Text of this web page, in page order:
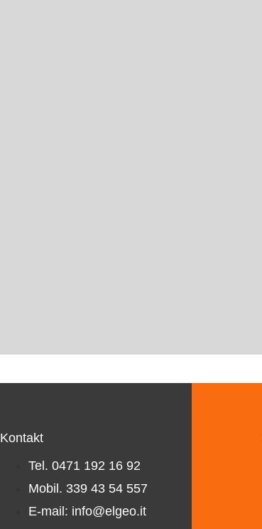
Kontakt
Tel. 0471 192 16 92
Mobil. 339 43 54 557
E-mail: info@elgeo.it